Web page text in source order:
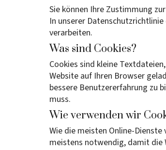
Sie können Ihre Zustimmung
In unserer
verarbeiten.
Was sind Cookies?
Cookies sind kleine
Website auf Ihren Browser
bessere Benutzererfahrung zu
muss.
Wie verwenden wir
Wie die meisten Online-
meistens notwendig, damit die